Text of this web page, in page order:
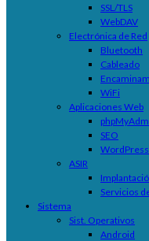
SSL/TLS
WebDAV
Electrónica de Red
Bluetooth
Cableado
WiFi
Aplicaciones Web
SEO
WordPress
ASIR
Servicios
Sistema
Sist. Operativos
Android